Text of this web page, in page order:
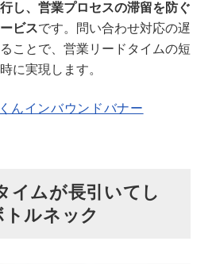
し、営業プロセスの滞留を防ぐ
ビスです。問い合わせ対応の遅
ことで、営業リードタイムの短
に実現します。
イムが長引いてし
ルネック